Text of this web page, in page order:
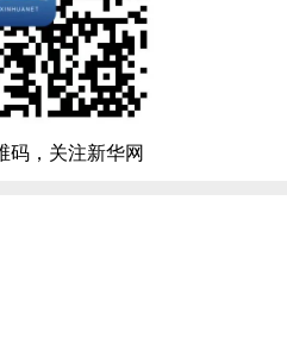
码，关注新华网